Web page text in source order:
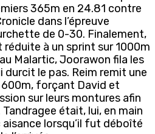
365m en 24.81 contre
dans l’épreuve
de 0-30. Finalement,
à un sprint sur 1000m
Malartic, Joorawon fila les
durcit le pas. Reim remit une
forçant David et
sur leurs montures afin
était, lui, en main
lorsqu’il fut déboîté